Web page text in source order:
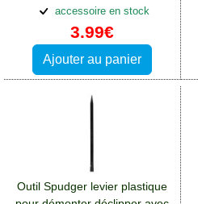
nappes:Accessoires Xiaomi 14
Ultra
accessoire en stock
3.99€
Ajouter au panier
Outil Spudger levier plastique